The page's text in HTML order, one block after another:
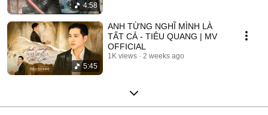
4:58
5:45
ANH TỪNG NGHĨ MÌNH LÀ
TẤT CẢ - TIÊU QUANG | MV
OFFICIAL
1K views 2 weeks ago